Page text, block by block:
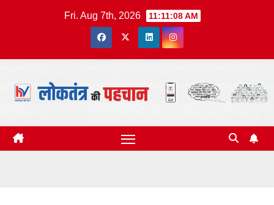
Fri. Aug 7th, 2026 11:11:09 AM